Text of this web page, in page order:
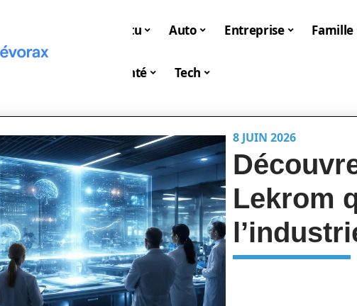
Actu Auto Entreprise Famille
Santé Tech
8 JUIN 2026
Lekrom